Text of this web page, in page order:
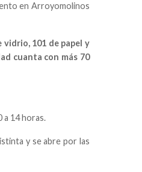
en Arroyomolinos
101 de papel y
cuanta con más 70
a 14 horas.
y se abre por las